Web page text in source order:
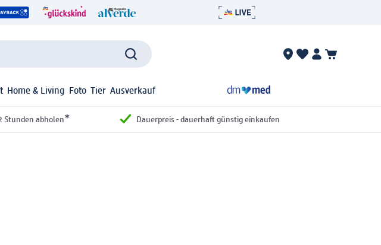
Home & Living Foto Tier Ausverkauf
Stunden abholen* Dauerpreis - dauerhaft günstig einkaufen